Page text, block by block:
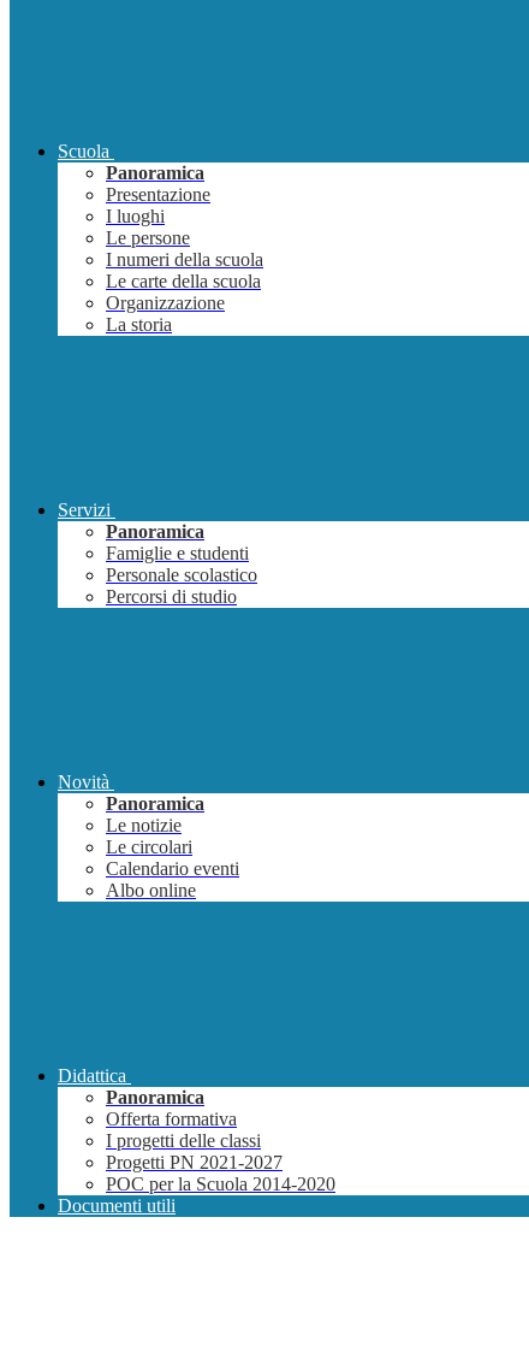
Scuola
Panoramica
Presentazione
I luoghi
Le persone
I numeri della scuola
Le carte della scuola
Organizzazione
La storia
Servizi
Panoramica
Famiglie e studenti
Personale scolastico
Percorsi di studio
Novità
Panoramica
Le notizie
Le circolari
Calendario eventi
Albo online
Didattica
Panoramica
Offerta formativa
I progetti delle classi
Progetti PN 2021-2027
POC per la Scuola 2014-2020
Documenti utili